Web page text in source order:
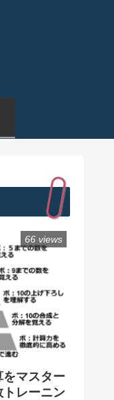
マスター
トレーニン
66 views